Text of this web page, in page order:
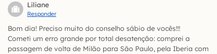
Liliane
Responder
Bom dia! Preciso muito do conselho sábio de vocês!!!
Cometi um erro grande por total desatenção: comprei a
passagem de volta de Milão para São Paulo, pela Iberia com